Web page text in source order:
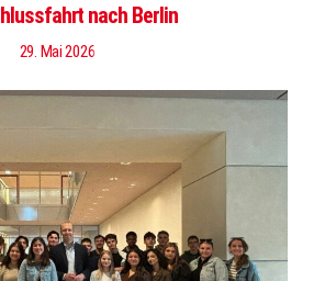
nach Berlin
29. Mai 2026